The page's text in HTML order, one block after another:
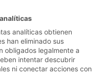
analíticas obtienen
han eliminado sus
obligados legalmente a
intentar descubrir
ni conectar acciones con